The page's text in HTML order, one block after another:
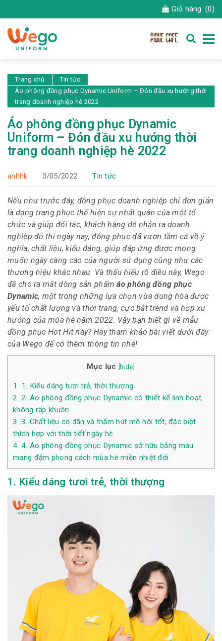
Giỏ hàng (0)
Trang chủ
Tin tức
Áo phông đồng phục Dynamic Uniform – Đón đầu xu hướng thời
trang doanh nghiệp hè 2022
Áo phông đồng phục Dynamic
Uniform – Đón đầu xu hướng thời
trang doanh nghiệp hè 2022
anhhk 3/05/2022 Tin tức
Nếu như trước đây, đồng phục doanh nghiệp chỉ đơn giản
là dạng trang phục thể hiện sự nhất quán của một tổ
chức và giúp đối tác, khách hàng dễ nhận ra doanh
nghiệp đó thì ngày nay, đồng phục đã vươn tầm cả về ý
nghĩa, chất liệu, kiểu dáng, giúp đáp ứng được mong
muốn ngày càng cao của người sử dụng cũng như các
thương hiệu khác nhau. Và thấu hiểu rõ điều này, Wego
đã cho ra mắt dòng sản phẩmáo phông đồng phục
Dynamic, một trong những lựa chọn vừa dung hòa được
yếu tố chất lượng và thời trang, cực bắt trend và hợp xu
hướng của mùa hè năm 2022. Vậy bạn biết gì về mẫu
đồng phục Hot Hit này? Hãy tham khảo bài viết dưới đây
của Wego để có thêm thông tin nhé!
Mục lục [hide]
1. 1. Kiểu dáng tươi trẻ, thời thượng
2. 2. Áo phông đồng phục Dynamic có thiết kế linh hoạt,
không rập khuôn
3. 3. Chất liệu co dãn và thấm hút mồ hôi tốt, đặc biệt
thích hợp với thời tiết ngày hè
4. 4. Áo phông đồng phục Dynamic sở hữu bảng màu
mang đậm phong cách mùa hè miền nhiệt đới
1. Kiểu dáng tươi trẻ, thời thượng